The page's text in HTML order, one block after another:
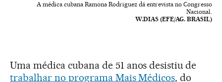
A médica cubana Ramona Rodriguez dá entrevista no Congresso
Nacional.
W.DIAS (EFE/AG. BRASIL)
Uma médica cubana de 51 anos desistiu de
trabalhar no programa Mais Médicos, do